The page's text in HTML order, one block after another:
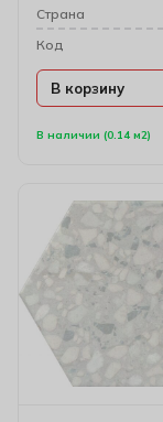
В наличии (0.14 м2)
Cтрана
Код
В корзину